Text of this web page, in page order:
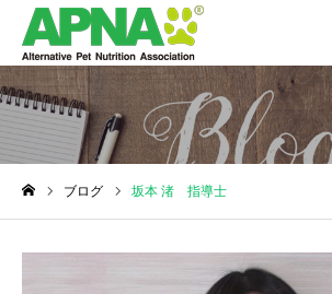
ブログ 坂本 渚 指導士